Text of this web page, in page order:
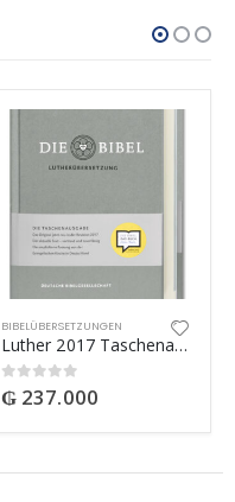
BIBELÜBERSETZUNGEN
Luther 2017 Taschenausgabe Silbergrau
0out of 5
₲ 237.000